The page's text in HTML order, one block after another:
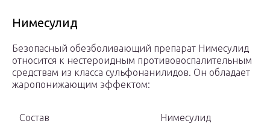
Нимесулид
Безопасный обезболивающий препарат Нимесулид
относится к нестероидным противовоспалительным
средствам из класса сульфонанилидов. Он обладает
жаропонижающим эффектом:
Состав Нимесулид